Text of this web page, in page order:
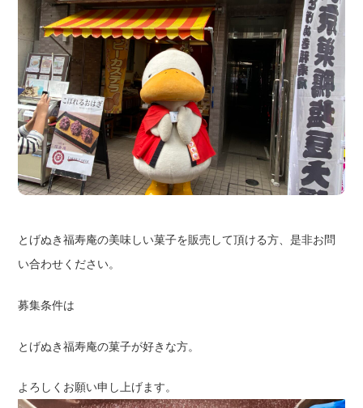
とげぬき福寿庵の美味しい菓子を販売して頂ける方、是非お問
い合わせください。
募集条件は
とげぬき福寿庵の菓子が好きな方。
よろしくお願い申し上げます。